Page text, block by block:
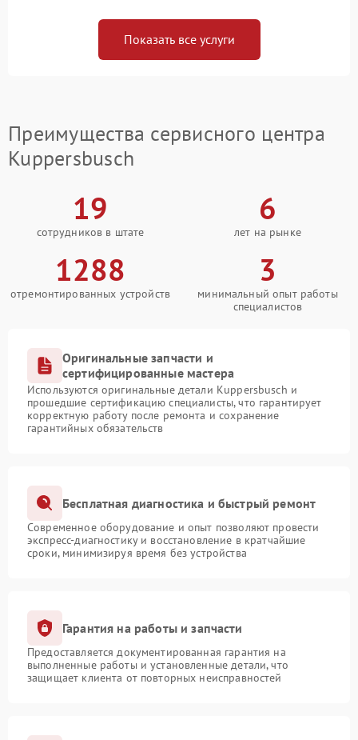
Показать все услуги
Преимущества сервисного центра
Kuppersbusch
19
сотрудников в штате
6
лет на рынке
1288
отремонтированных устройств
3
минимальный опыт работы
специалистов
Оригинальные запчасти и
сертифицированные мастера
Используются оригинальные детали Kuppersbusch и
прошедшие сертификацию специалисты, что гарантирует
корректную работу после ремонта и сохранение
гарантийных обязательств
Бесплатная диагностика и быстрый ремонт
Современное оборудование и опыт позволяют провести
экспресс-диагностику и восстановление в кратчайшие
сроки, минимизируя время без устройства
Гарантия на работы и запчасти
Предоставляется документированная гарантия на
выполненные работы и установленные детали, что
защищает клиента от повторных неисправностей